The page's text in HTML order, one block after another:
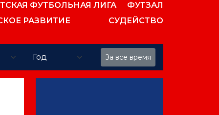
ФУТБОЛЬНАЯ ЛИГА
ФУТЗАЛ
РАЗВИТИЕ
СУДЕЙСТВО
За все время